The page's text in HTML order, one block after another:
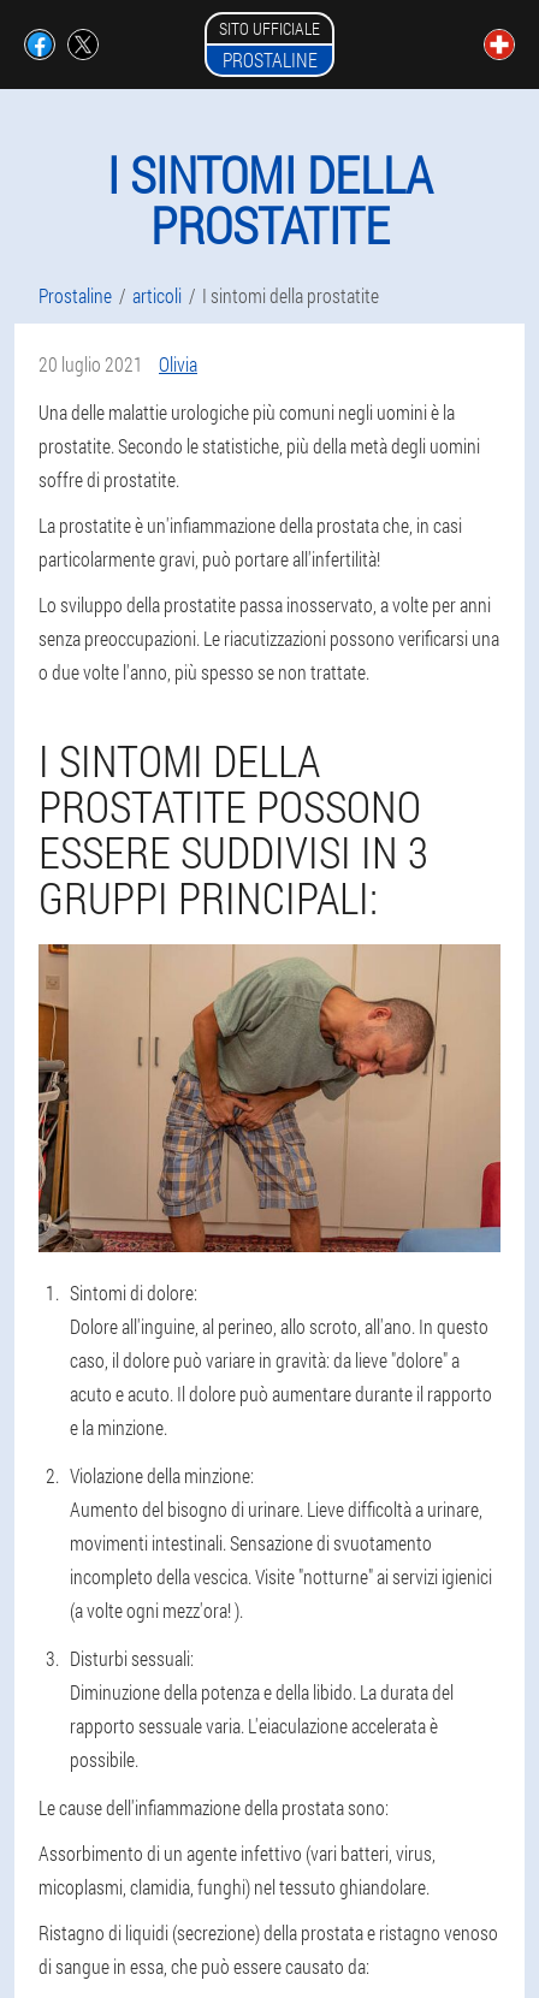
SITO UFFICIALE
PROSTALINE
I SINTOMI DELLA
PROSTATITE
Prostaline articoli I sintomi della prostatite
20 luglio 2021
Olivia
Una delle malattie urologiche più comuni negli uomini è la
prostatite. Secondo le statistiche, più della metà degli uomini
soffre di prostatite.
La prostatite è un'infiammazione della prostata che, in casi
particolarmente gravi, può portare all'infertilità!
Lo sviluppo della prostatite passa inosservato, a volte per anni
senza preoccupazioni. Le riacutizzazioni possono verificarsi una
o due volte l'anno, più spesso se non trattate.
I SINTOMI DELLA
PROSTATITE POSSONO
ESSERE SUDDIVISI IN 3
GRUPPI PRINCIPALI:
Sintomi di dolore:
Dolore all'inguine, al perineo, allo scroto, all'ano. In questo
caso, il dolore può variare in gravità: da lieve "dolore" a
acuto e acuto. Il dolore può aumentare durante il rapporto
e la minzione.
Violazione della minzione:
Aumento del bisogno di urinare. Lieve difficoltà a urinare,
movimenti intestinali. Sensazione di svuotamento
incompleto della vescica. Visite "notturne" ai servizi igienici
(a volte ogni mezz'ora! ).
Disturbi sessuali:
Diminuzione della potenza e della libido. La durata del
rapporto sessuale varia. L'eiaculazione accelerata è
possibile.
Le cause dell'infiammazione della prostata sono:
Assorbimento di un agente infettivo (vari batteri, virus,
micoplasmi, clamidia, funghi) nel tessuto ghiandolare.
Ristagno di liquidi (secrezione) della prostata e ristagno venoso
di sangue in essa, che può essere causato da: